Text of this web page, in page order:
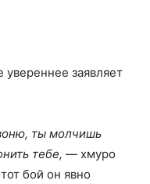
заявляет
ты молчишь
тебе, — хмуро
бой он явно